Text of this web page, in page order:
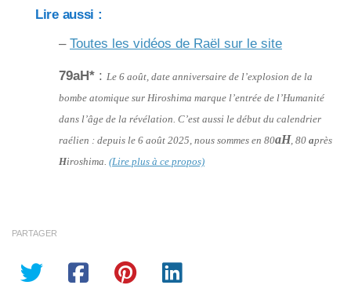
Lire aussi :
– Toutes les vidéos de Raël sur le site
79aH* : Le 6 août, date anniversaire de l’explosion de la
bombe atomique sur Hiroshima marque l’entrée de l’Humanité
dans l’âge de la révélation. C’est aussi le début du calendrier
raélien : depuis le 6 août 2025, nous sommes en 80aH, 80 après
Hiroshima. (Lire plus à ce propos)
PARTAGER